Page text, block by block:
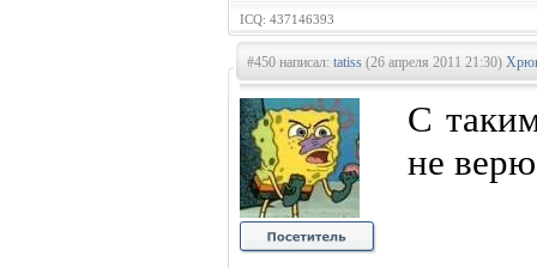
ICQ: 437146393
#450 написал: tatiss (26 апреля 2011 21:30)
С
не